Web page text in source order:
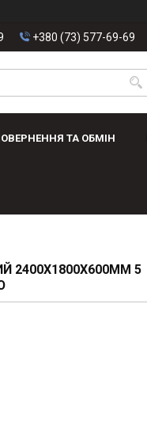
+380 (73) 577-69-69
ТА ОБМІН
5